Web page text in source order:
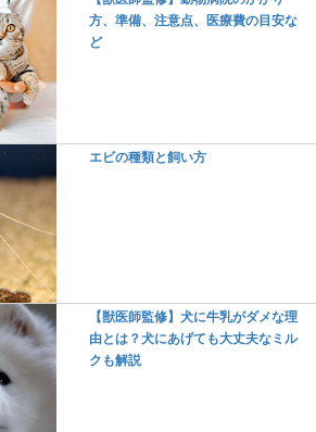
方、準備、注意点、医療費の目安な
ど
エビの種類と飼い方
【獣医師監修】犬に牛乳がダメな理
由とは？犬にあげても大丈夫なミル
クも解説